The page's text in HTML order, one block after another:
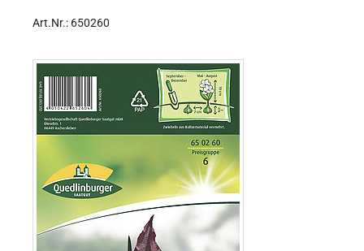
Art.Nr.: 650260